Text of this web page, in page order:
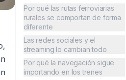
Por qué las rutas ferroviarias
rurales se comportan de forma
diferente
Las redes sociales y el
streaming lo cambian todo
Por qué la navegación sigue
importando en los trenes